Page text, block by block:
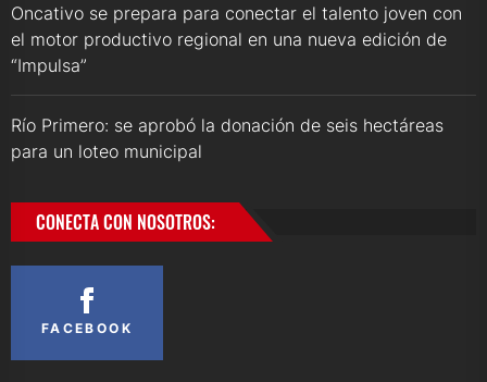
Oncativo se prepara para conectar el talento joven con
el motor productivo regional en una nueva edición de
“Impulsa”
Río Primero: se aprobó la donación de seis hectáreas
para un loteo municipal
CONECTA CON NOSOTROS:
FACEBOOK